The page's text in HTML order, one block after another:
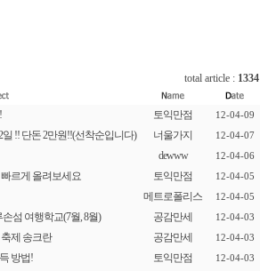
total article : 1334
토익만점 12-04-09
!! 단돈 2만원!!(선착순입니다) 너울가지 12-04-07
dewww 12-04-06
르게 올려보세요 토익만점 12-04-05
메트로폴리스 12-04-05
섬 여행학교(7월, 8월) 공감만세 12-04-03
제 송크란 공감만세 12-04-03
방법! 토익만점 12-04-03